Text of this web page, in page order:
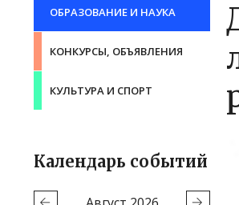
ОБРАЗОВАНИЕ И НАУКА
КОНКУРСЫ, ОБЪЯВЛЕНИЯ
КУЛЬТУРА И СПОРТ
Календарь событий